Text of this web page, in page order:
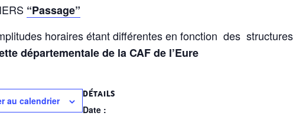
“Passage”
horaires étant différentes en fonction des
départementale de la CAF de l’Eure
au calendrier
DÉTAILS
Date :